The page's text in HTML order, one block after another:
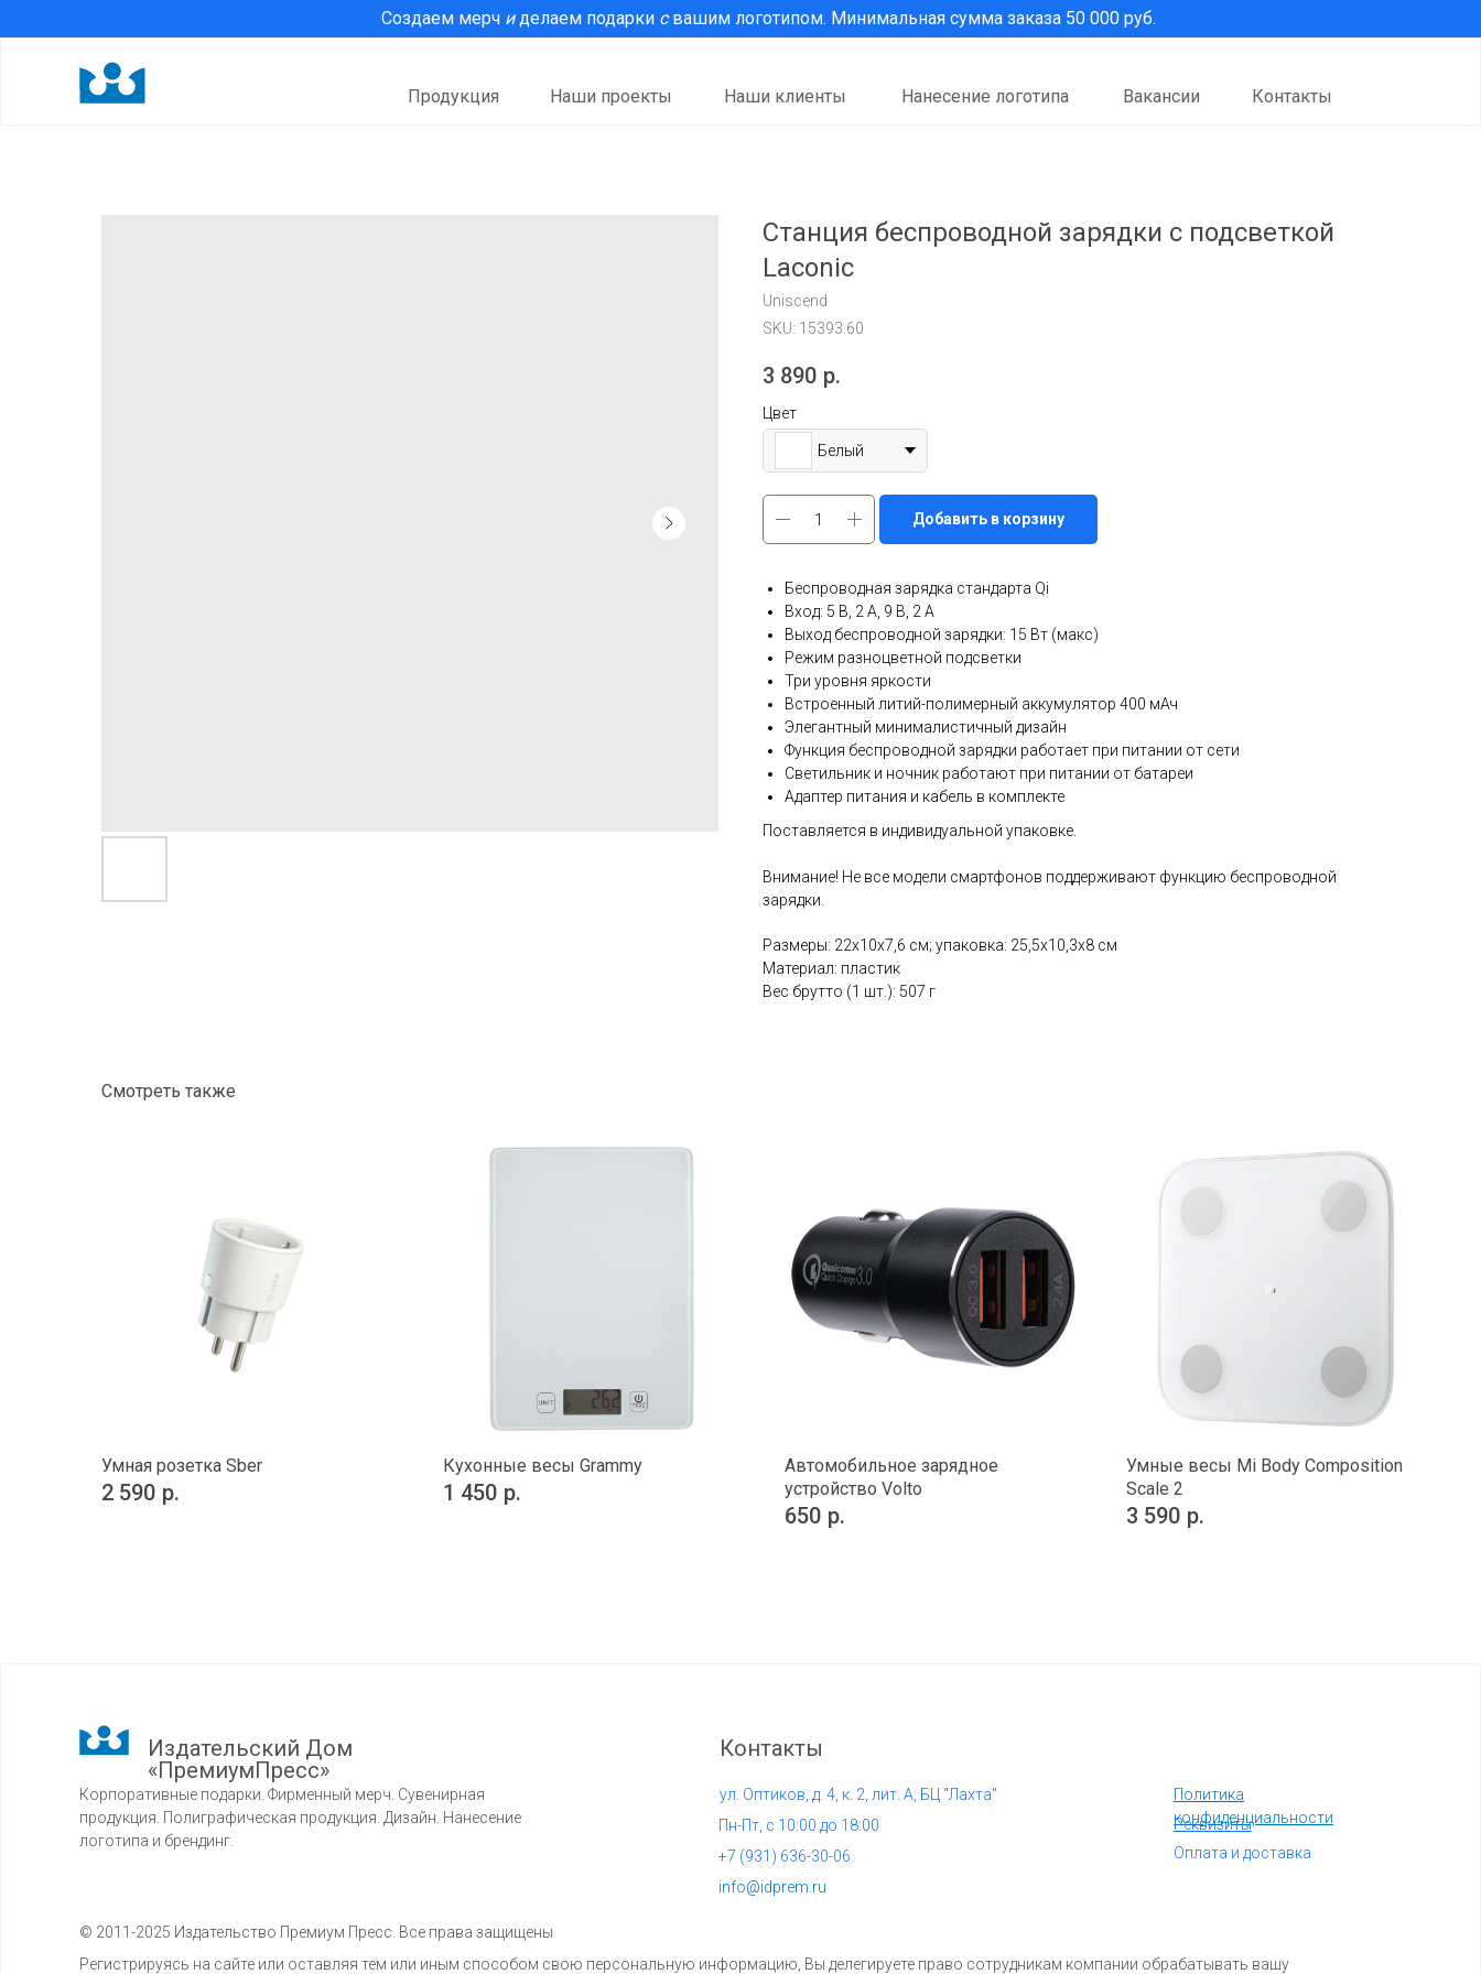
Продукция Наши клиенты
Наши проекты Вакансии Контакты
Нанесение логотипа
Создаем мерч иделаем подарки свашим логотипом. Минимальная сумма заказа 50 000 руб.
Станция беспроводной зарядки с подсветкой
Laconic
Uniscend
SKU: 15393.60
3 890 р.
Цвет
Белый
Добавить в корзину
Беспроводная зарядка стандарта Qi
Вход: 5 В, 2 A, 9 В, 2 A
Выход беспроводной зарядки: 15 Вт (макс)
Режим разноцветной подсветки
Три уровня яркости
Встроенный литий-полимерный аккумулятор 400 мАч
Элегантный минималистичный дизайн
Функция беспроводной зарядки работает при питании от сети
Светильник и ночник работают при питании от батареи
Адаптер питания и кабель в комплекте
Поставляется в индивидуальной упаковке.
Внимание! Не все модели смартфонов поддерживают функцию беспроводной
зарядки.
Размеры: 22x10x7,6 см; упаковка: 25,5x10,3x8 см
Материал: пластик
Вес брутто (1 шт.): 507 г
Смотреть также
Умная розетка Sber
2 590 р.
Кухонные весы Grammy
1 450 р.
Автомобильное зарядное
устройство Volto
650 р.
Умные весы Mi Body Composition
Scale 2
3 590 р.
© 2011-2025 Издательство Премиум Пресс. Все права защищены
Издательский Дом
«ПремиумПресс»
Корпоративные подарки. Фирменный мерч. Сувенирная
продукция. Полиграфическая продукция. Дизайн. Нанесение
логотипа и брендинг.
Регистрируясь на сайте или оставляя тем или иным способом свою персональную информацию, Вы делегируете право сотрудникам компании обрабатывать вашу
info@idprem.ru
Контакты
Политика
конфиденциальности
+7 (931) 636-30-06
Реквизиты
ул. Оптиков, д. 4, к. 2, лит. А, БЦ "Лахта"
Оплата и доставка
Пн-Пт, с 10:00 до 18:00